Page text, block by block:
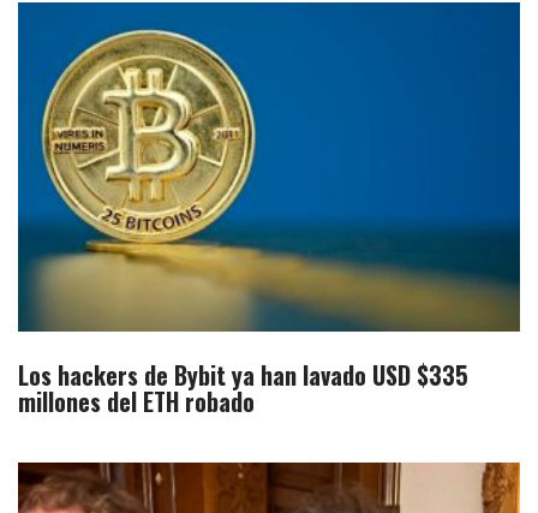
Los hackers de Bybit ya han lavado USD $335
millones del ETH robado